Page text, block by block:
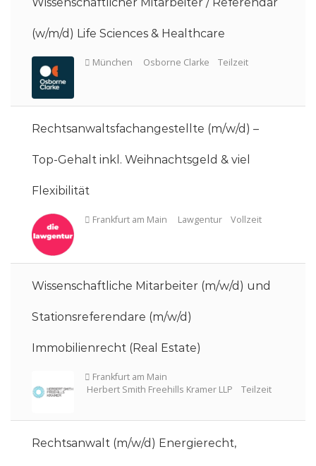
Berlin White & Case Vollzeit
(w/m/d) Life Sciences & Healthcare
Rechtsanwaltsfachangestellte (m/w/d) –
Top-Gehalt inkl. Weihnachtsgeld & viel
Flexibilität
Wissenschaftliche Mitarbeiter (m/w/d) und
Stationsreferendare (m/w/d)
Immobilienrecht (Real Estate)
Rechtsanwalt (m/w/d) Energierecht,